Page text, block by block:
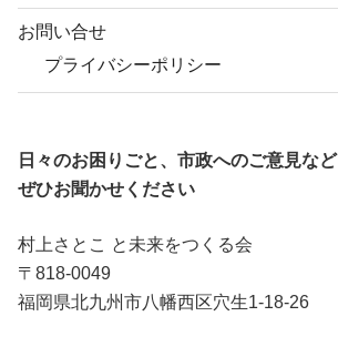
お問い合せ
プライバシーポリシー
日々のお困りごと、市政へのご意見など
ぜひお聞かせください
村上さとこ と未来をつくる会
〒818-0049
福岡県北九州市八幡西区穴生1-18-26